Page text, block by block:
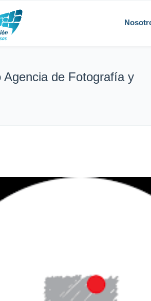
Agencia de Fotografía y